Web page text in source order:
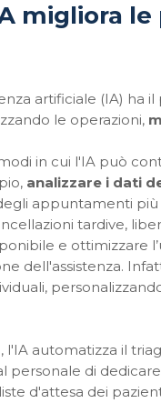
migliora le
artificiale (IA) ha
le operazioni,
in cui l'IA può
analizzare i dati
appuntamenti
tardive,
e ottimizzare
dell'assistenza.
l'IA automatizza il
personale di
d'attesa dei